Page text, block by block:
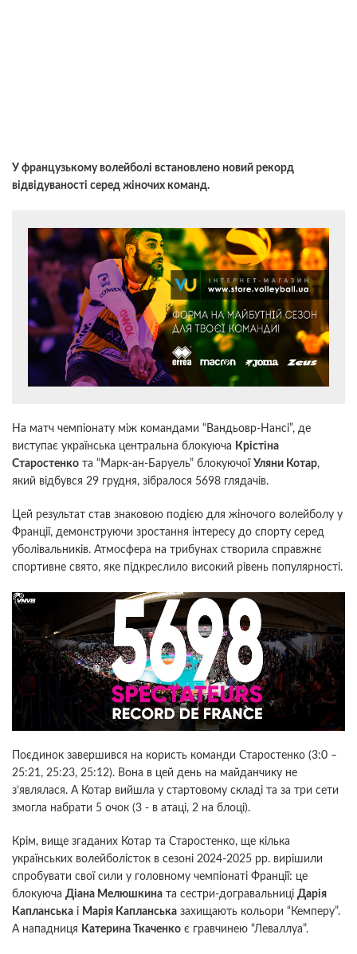
У французькому волейболі встановлено новий рекорд
відвідуваності серед жіночих команд.
На матч чемпіонату між командами “Вандьовр-Нансі”, де
виступає українська центральна блокуюча Крістіна
Старостенко та “Марк-ан-Баруель” блокуючої Уляни Котар,
який відбувся 29 грудня, зібралося 5698 глядачів.
Цей результат став знаковою подією для жіночого волейболу у
Франції, демонструючи зростання інтересу до спорту серед
уболівальників. Атмосфера на трибунах створила справжнє
спортивне свято, яке підкреслило високий рівень популярності.
Поєдинок завершився на користь команди Старостенко (3:0 –
25:21, 25:23, 25:12). Вона в цей день на майданчику не
з’являлася. А Котар вийшла у стартовому складі та за три сети
змогла набрати 5 очок (3 - в атаці, 2 на блоці).
Крім, вище згаданих Котар та Старостенко, ще кілька
українських волейболісток в сезоні 2024-2025 рр. вирішили
спробувати свої сили у головному чемпіонаті Франції: це
блокуюча Діана Мелюшкина та сестри-догравальниці Дарія
Капланська і Марія Капланська захищають кольори “Кемперу”.
А нападниця Катерина Ткаченко є гравчинею “Леваллуа”.